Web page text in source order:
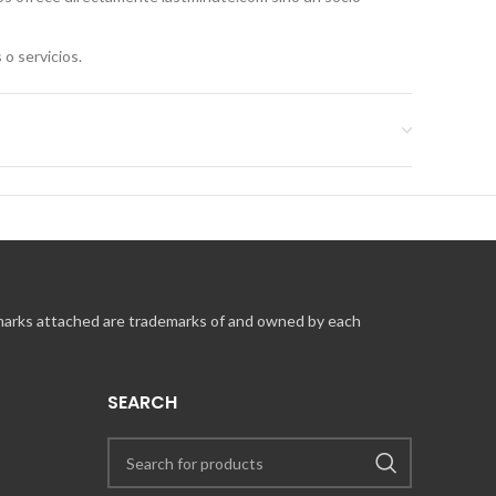
o servicios.
attached are trademarks of and owned by each
SEARCH